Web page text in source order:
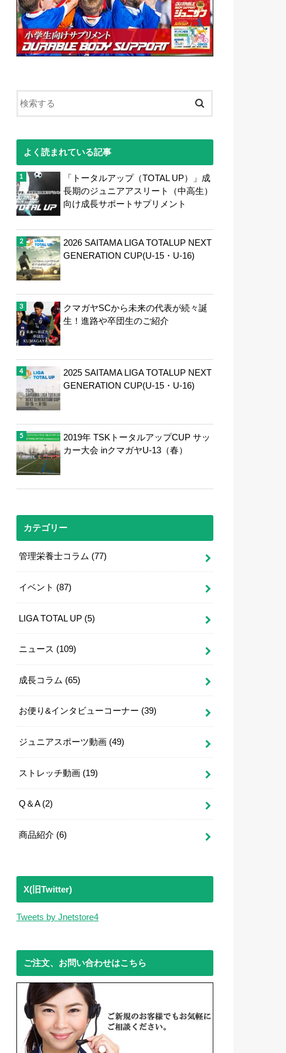
よく読まれている記事
「トータルアップ（TOTAL UP）」成
長期のジュニアアスリート（中高生）
向け成長サポートサプリメント
2026 SAITAMA LIGA TOTALUP NEXT
GENERATION CUP(U-15・U-16)
クマガヤSCから未来の代表が続々誕
生！進路や卒団生のご紹介
2025 SAITAMA LIGA TOTALUP NEXT
GENERATION CUP(U-15・U-16)
2019年 TSKトータルアップCUP サッ
カー大会 inクマガヤU-13（春）
カテゴリー
管理栄養士コラム (77)
イベント (87)
LIGA TOTAL UP (5)
ニュース (109)
成長コラム (65)
お便り&インタビューコーナー (39)
ジュニアスポーツ動画 (49)
ストレッチ動画 (19)
Q＆A (2)
商品紹介 (6)
X(旧Twitter)
Tweets by Jnetstore4
ご注文、お問い合わせはこちら